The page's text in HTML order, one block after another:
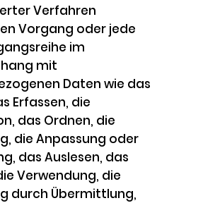
Verfahren
Vorgang oder jede
im
mit
Daten wie das
Erfassen, die
das Ordnen, die
die Anpassung oder
das Auslesen, das
Verwendung, die
durch Übermittlung,